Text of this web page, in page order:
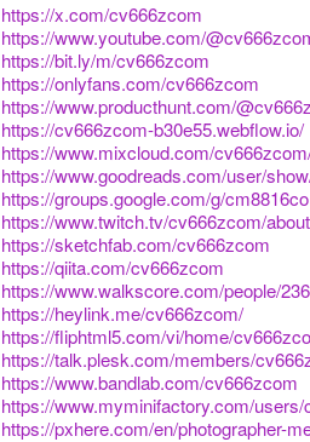
https://x.com/cv666zcom
https://www.youtube.com/
https://bit.ly/m/cv666zcom
https://onlyfans.com/cv666zcom
https://www.producthunt.com/
https://cv666zcom-b30e55.webflow.io/
https://www.mixcloud.com/
https://www.goodreads.com/user/
https://groups.google.com/g/
https://www.twitch.tv/cv666zcom/about
https://sketchfab.com/cv666zcom
https://qiita.com/cv666zcom
https://www.walkscore.com/people/
https://heylink.me/cv666zcom/
https://fliphtml5.com/vi/home/
https://talk.plesk.com/members/
https://www.bandlab.com/cv666zcom
https://www.myminifactory.com/
https://pxhere.com/en/photographer-